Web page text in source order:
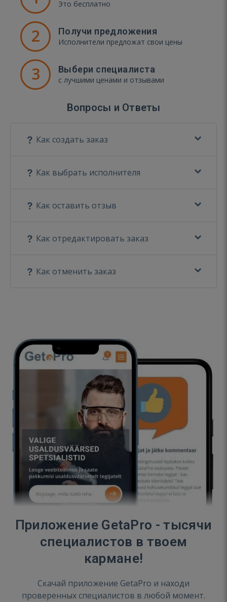
Это бесплатно
2 Получи предложения
Исполнители предложат свои цены
3 Выбери специалиста
с лучшими ценами и отзывами
Вопросы и Ответы
Как создать заказ
Как выбрать исполнителя
Как оставить отзыв
Как отредактировать заказ
Как отменить заказ
Приложение GetaPro - тысячи
специалистов в твоем
кармане!
Скачай приложение GetaPro и находи
проверенных специалистов в любой момент.